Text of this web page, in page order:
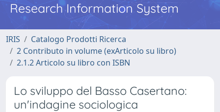
Research Information System
IRIS
Catalogo Prodotti Ricerca
2 Contributo in volume (exArticolo su libro)
2.1.2 Articolo su libro con ISBN
Lo sviluppo del Basso Casertano:
un'indagine sociologica